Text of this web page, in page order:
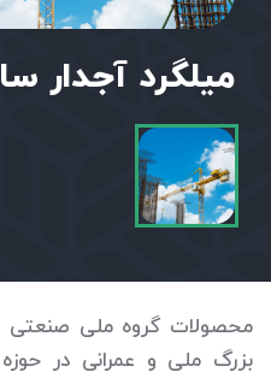
میلگرد آجدار
محصولات گروه ملی صنعتی
بزرگ ملی و عمرانی در